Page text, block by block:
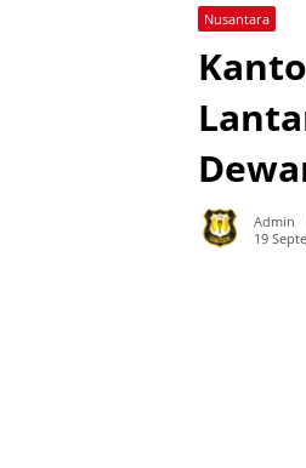
Nusantara
Admin
19